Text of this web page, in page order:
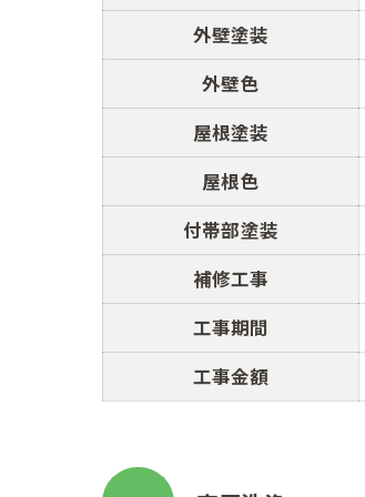
外壁塗装
外壁色
屋根塗装
屋根色
付帯部塗装
補修工事
工事期間
工事金額